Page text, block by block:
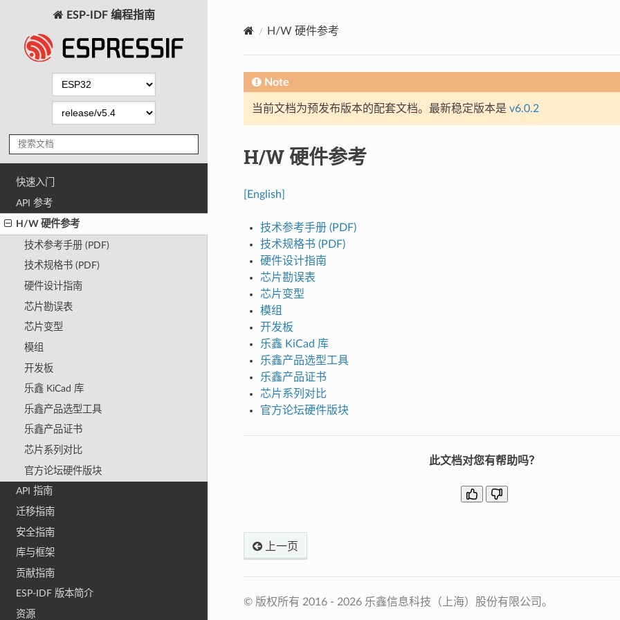
ESP-IDF 编程指南
快速入门
API 参考
H/W 硬件参考
技术参考手册 (PDF)
技术规格书 (PDF)
硬件设计指南
芯片勘误表
芯片变型
模组
开发板
乐鑫 KiCad 库
乐鑫产品选型工具
乐鑫产品证书
芯片系列对比
官方论坛硬件版块
API 指南
迁移指南
安全指南
库与框架
贡献指南
ESP-IDF 版本简介
资源
H/W 硬件参考
Note
当前文档为预发布版本的配套文档。最新稳定版本是 v6.0.2
H/W 硬件参考
[English]
技术参考手册 (PDF)
技术规格书 (PDF)
硬件设计指南
芯片勘误表
芯片变型
模组
开发板
乐鑫 KiCad 库
乐鑫产品选型工具
乐鑫产品证书
芯片系列对比
官方论坛硬件版块
此文档对您有帮助吗？
上一页
© 版权所有 2016 - 2026 乐鑫信息科技（上海）股份有限公司。